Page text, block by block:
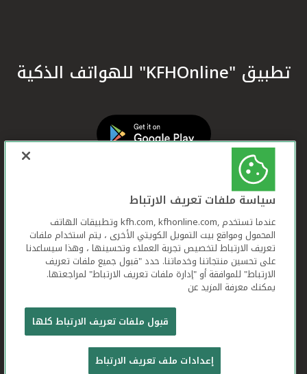
تطبيق "KFHOnline" للهواتف الذكية
بيت التمويل الكويتي جميع الحقوق محفوظة © 2026
شروط وأحكام استخدام الموقع الإلكتروني
تعريف الارتباط بيان الخصوصية
سياسة ملفات تعريف الارتباط
عندما تستخدم ,kfh.com, kfhonline.com وتطبيقات الهاتف
المحمول ومواقع بيت التمويل الكويتي الأخرى ، يتم استخدام ملفات
تعريف الارتباط لتخصيص تجربة العملاء وتحسينها ، وهذا سيساعدنا
على تحسين منتجاتنا وخدماتنا. حدد "قبول جميع ملفات تعريف
الارتباط" للموافقة أو "إدارة ملفات تعريف الارتباط" لمراجعتها.
يمكنك معرفة المزيد عن
قبول ملفات تعريف الارتباط كلها
إعدادات ملف تعريف الارتباط